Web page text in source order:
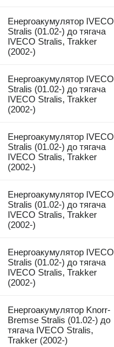
Енергоакумулятор IVECO
Stralis (01.02-) до тягача
IVECO Stralis, Trakker
(2002-)
Енергоакумулятор IVECO
Stralis (01.02-) до тягача
IVECO Stralis, Trakker
(2002-)
Енергоакумулятор IVECO
Stralis (01.02-) до тягача
IVECO Stralis, Trakker
(2002-)
Енергоакумулятор IVECO
Stralis (01.02-) до тягача
IVECO Stralis, Trakker
(2002-)
Енергоакумулятор IVECO
Stralis (01.02-) до тягача
IVECO Stralis, Trakker
(2002-)
Енергоакумулятор Knorr-
Bremse Stralis (01.02-) до
тягача IVECO Stralis,
Trakker (2002-)